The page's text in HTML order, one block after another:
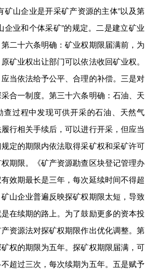
矿山企业是开采矿产资源的主体”以及第
企业和个体采矿”的规定。二是建立矿业
二十六条明确：矿业权期限届满前，为
矿业权出让部门可以依法收回矿业权。
当依法给予公平、合理的补偿。三是对
合一制度。第三十六条明确：石油、天
查过程中发现可供开采的石油、天然气
行相关手续后，可以进行开采，但应当
定的期限内依法取得采矿权和采矿许可
期限。《矿产资源勘查区块登记管理办
效期最长是三年，每次延续时间不得超
山企业普遍反映探矿权期限太短，导致
在续期的路上。为了鼓励更多的资本投
资源法对探矿权期限作出优化调整。第
权的期限为五年。探矿权期限届满，可
超过三次，每次续期为五年。五是赋予